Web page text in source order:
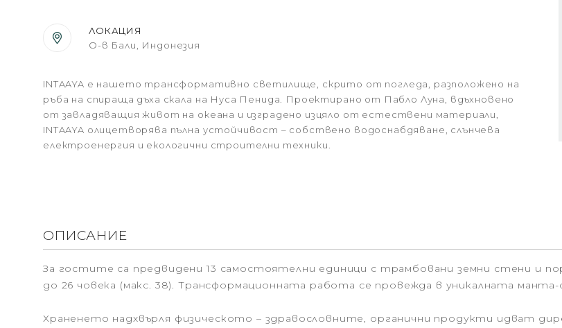
ЛОКАЦИЯ
О-в Бали, Индонезия
INTAAYA е нашето трансформативно светилище, скрито от погледа, разположено на
ръба на спираща дъха скала на Нуса Пенида. Проектирано от Пабло Луна, вдъхновено
от завладяващия живот на океана и изградено изцяло от естествени материали,
INTAAYA олицетворява пълна устойчивост – собствено водоснабдяване, слънчева
електроенергия и екологични строителни техники.
ОПИСАНИЕ
За гостите са предвидени 13 самостоятелни единици с трамбовани земни стени и
до 26 човека (макс. 38). Трансформационната работа се провежда в уникалната манта-
Храненето надхвърля физическото – здравословните, органични продукти идват